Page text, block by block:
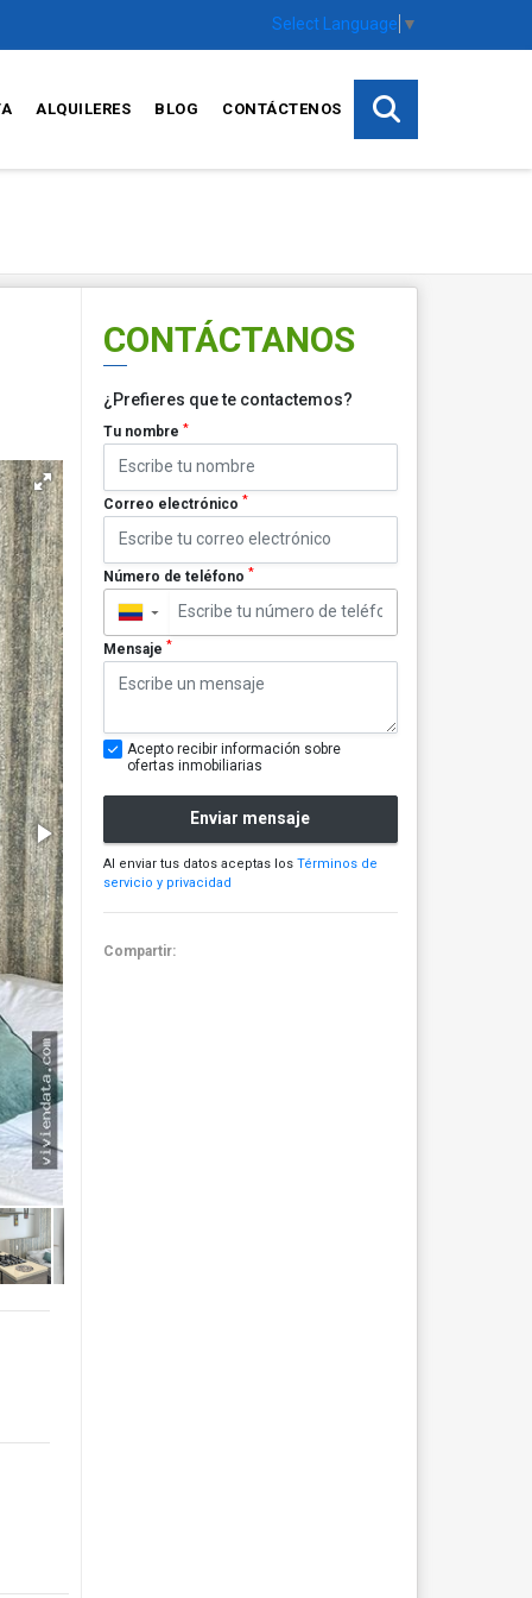
Select Language ▼
ALQUILERES BLOG CONTÁCTENOS
CONTÁCTANOS
¿Prefieres que te contactemos?
Tu nombre *
Correo electrónico *
Número de teléfono *
▼
Mensaje *
Acepto recibir información sobre
ofertas inmobiliarias
Enviar mensaje
Al enviar tus datos aceptas los Términos de
servicio y privacidad
Compartir: